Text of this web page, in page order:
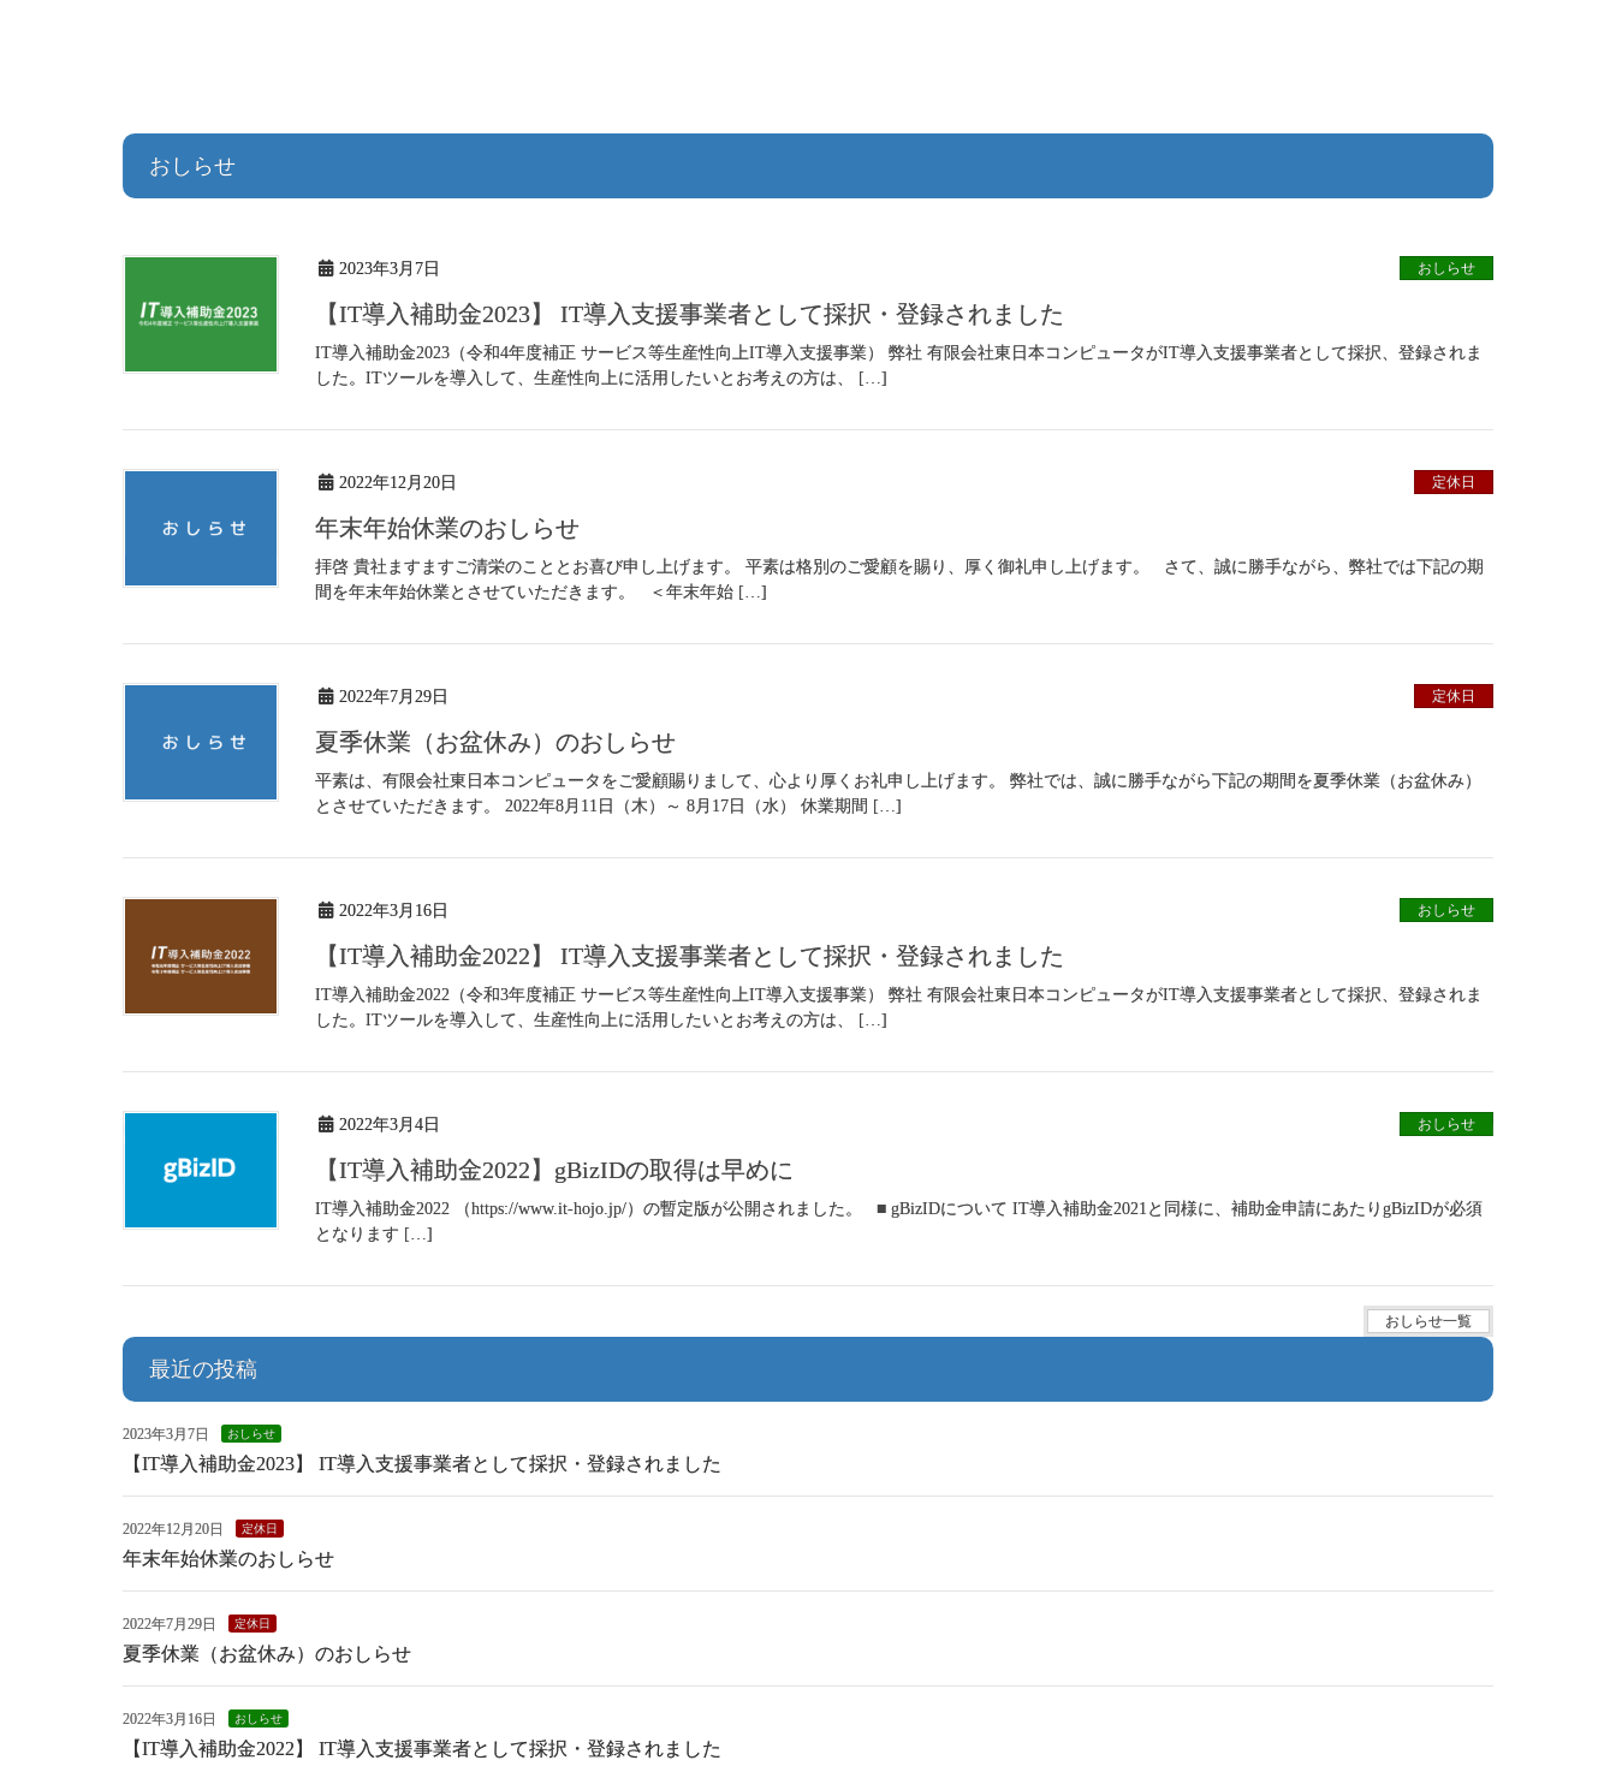
おしらせ
2023年3月7日 おしらせ
【IT導入補助金2023】 IT導入支援事業者として採択・登録されました
IT導入補助金2023（令和4年度補正 サービス等生産性向上IT導入支援事業） 弊社 有限会社東日本コンピュータがIT導入支援事業者として採択、登録されま
した。ITツールを導入して、生産性向上に活用したいとお考えの方は、 […]
2022年12月20日 定休日
年末年始休業のおしらせ
拝啓 貴社ますますご清栄のこととお喜び申し上げます。 平素は格別のご愛顧を賜り、厚く御礼申し上げます。 さて、誠に勝手ながら、弊社では下記の期
間を年末年始休業とさせていただきます。 ＜年末年始 […]
2022年7月29日 定休日
夏季休業（お盆休み）のおしらせ
平素は、有限会社東日本コンピュータをご愛顧賜りまして、心より厚くお礼申し上げます。 弊社では、誠に勝手ながら下記の期間を夏季休業（お盆休み）
とさせていただきます。 2022年8月11日（木）～ 8月17日（水） 休業期間 […]
2022年3月16日 おしらせ
【IT導入補助金2022】 IT導入支援事業者として採択・登録されました
IT導入補助金2022（令和3年度補正 サービス等生産性向上IT導入支援事業） 弊社 有限会社東日本コンピュータがIT導入支援事業者として採択、登録されま
した。ITツールを導入して、生産性向上に活用したいとお考えの方は、 […]
2022年3月4日 おしらせ
【IT導入補助金2022】gBizIDの取得は早めに
IT導入補助金2022 （https://www.it-hojo.jp/）の暫定版が公開されました。 ■ gBizIDについて IT導入補助金2021と同様に、補助金申請にあたりgBizIDが必須
となります […]
おしらせ一覧
最近の投稿
2023年3月7日 おしらせ
【IT導入補助金2023】 IT導入支援事業者として採択・登録されました
2022年12月20日 定休日
年末年始休業のおしらせ
2022年7月29日 定休日
夏季休業（お盆休み）のおしらせ
2022年3月16日 おしらせ
【IT導入補助金2022】 IT導入支援事業者として採択・登録されました